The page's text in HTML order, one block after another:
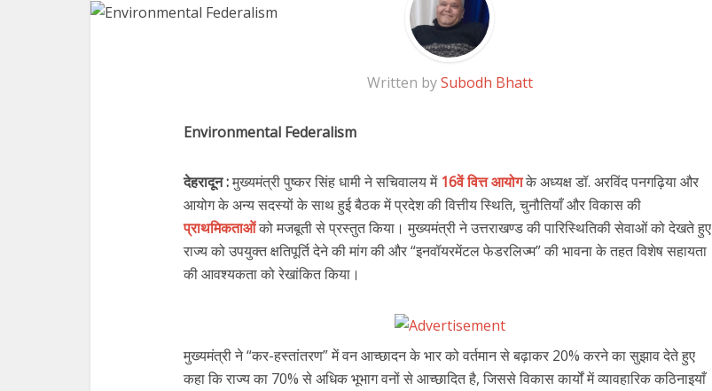
Written bySubodh Bhatt
Environmental Federalism
देहरादून :मुख्यमंत्री पुष्कर सिंह धामी ने सचिवालय में16वें वित्त आयोगके अध्यक्ष डॉ. अरविंद पनगढ़िया और
आयोग के अन्य सदस्यों के साथ हुई बैठक में प्रदेश की वित्तीय स्थिति, चुनौतियाँ और विकास की
प्राथमिकताओंको मजबूती से प्रस्तुत किया। मुख्यमंत्री ने उत्तराखण्ड की पारिस्थितिकी सेवाओं को देखते हुए
राज्य को उपयुक्त क्षतिपूर्ति देने की मांग की और “इनवॉयरमेंटल फेडरलिज्म” की भावना के तहत विशेष सहायता
की आवश्यकता को रेखांकित किया।
मुख्यमंत्री ने “कर-हस्तांतरण” में वन आच्छादन के भार को वर्तमान से बढ़ाकर 20% करने का सुझाव देते हुए
कहा कि राज्य का 70% से अधिक भूभाग वनों से आच्छादित है, जिससे विकास कार्यों में व्यावहारिक कठिनाइयाँ